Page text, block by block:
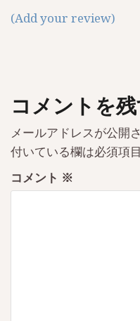
(Add your review)
コメントを
メールアドレスが公開
付いている欄は必須項
コメント ※